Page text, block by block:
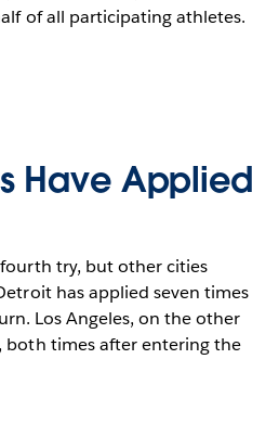
of all participating athletes.
Have Applied
try, but other cities
has applied seven times
Los Angeles, on the other
both times after entering the